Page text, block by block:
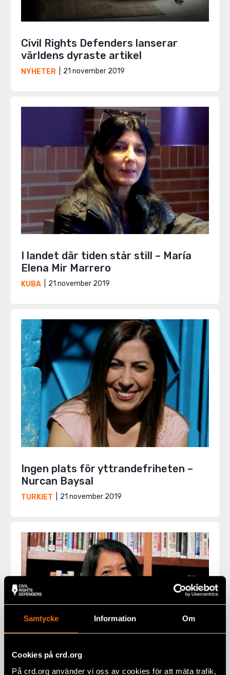
Samtycke Information Om
Cookies på crd.org
På crd.org använder vi oss av cookies för att mäta trafik,
Civil Rights Defenders lanserar
världens dyraste artikel
NYHETER 21 november 2019
I landet där tiden står still – María
Elena Mir Marrero
KUBA 21 november 2019
Ingen plats för yttrandefriheten –
Nurcan Baysal
TURKIET 21 november 2019